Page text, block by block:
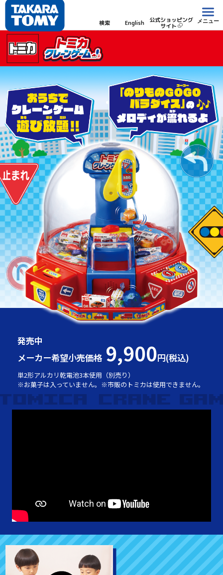
検索 English 公式ショッピング
サイト
メニュー
発売中
メーカー希望小売価格 9,900円(税込)
単2形アルカリ乾電池3本使用（別売り）
※お菓子は入っていません。※市販のトミカは使用できません。